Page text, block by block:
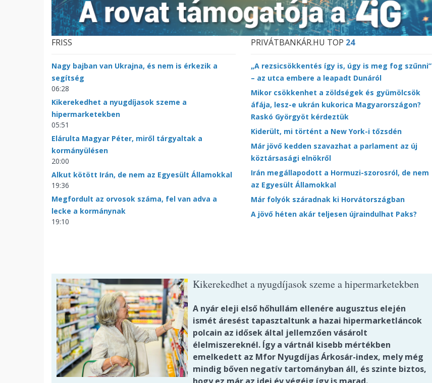
FRISS
Nagy bajban van Ukrajna, és nem is érkezik a
segítség
06:28
Kikerekedhet a nyugdíjasok szeme a
hipermarketekben
05:51
Elárulta Magyar Péter, miről tárgyaltak a
kormányülésen
20:00
Alkut kötött Irán, de nem az Egyesült Államokkal
19:36
Megfordult az orvosok száma, fel van adva a
lecke a kormánynak
19:10
PRIVÁTBANKÁR.HU TOP 24
„A rezsicsökkentés így is, úgy is meg fog szűnni”
– az utca embere a leapadt Dunáról
Mikor csökkenhet a zöldségek és gyümölcsök
áfája, lesz-e ukrán kukorica Magyarországon?
Raskó Györgyöt kérdeztük
Kiderült, mi történt a New York-i tőzsdén
Már jövő kedden szavazhat a parlament az új
köztársasági elnökről
Irán megállapodott a Hormuzi-szorosról, de nem
az Egyesült Államokkal
Már folyók száradnak ki Horvátországban
A jövő héten akár teljesen újraindulhat Paks?
Kikerekedhet a nyugdíjasok szeme a hipermarketekben
A nyár eleji első hőhullám ellenére augusztus elején
ismét áresést tapasztaltunk a hazai hipermarketláncok
polcain az idősek által jellemzően vásárolt
élelmiszereknél. Így a vártnál kisebb mértékben
emelkedett az Mfor Nyugdíjas Árkosár-index, mely még
mindig bőven negatív tartományban áll, és szinte biztos,